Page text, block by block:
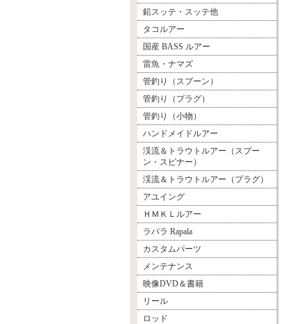
鉛スッテ・スッテ他
タコルアー
国産 BASS ルアー
雷魚・ナマズ
管釣り（スプーン）
管釣り（プラグ）
管釣り（小物）
ハンドメイドルアー
渓流＆トラウトルアー（スプー
ン・スピナー）
渓流＆トラウトルアー（プラグ）
アユイング
ＨＭＫＬルアー
ラパラ Rapala
カスタムパーツ
メンテナンス
映像DVD＆書籍
リール
ロッド